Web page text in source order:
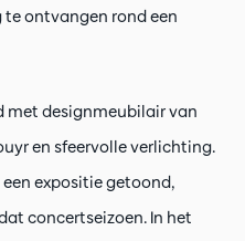
ontvangen rond een
met designmeubilair van
en sfeervolle verlichting.
expositie getoond,
concertseizoen. In het